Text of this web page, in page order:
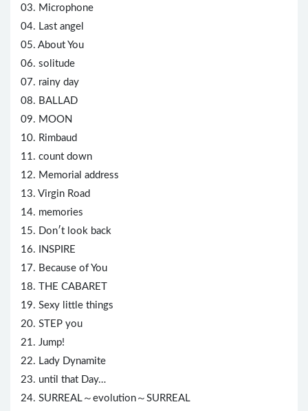
03. Microphone
04. Last angel
05. About You
06. solitude
07. rainy day
08. BALLAD
09. MOON
10. Rimbaud
11. count down
12. Memorial address
13. Virgin Road
14. memories
15. Don′t look back
16. INSPIRE
17. Because of You
18. THE CABARET
19. Sexy little things
20. STEP you
21. Jump!
22. Lady Dynamite
23. until that Day…
24. SURREAL～evolution～SURREAL